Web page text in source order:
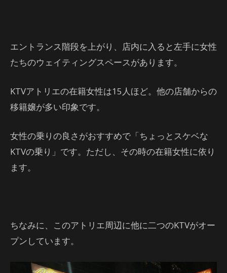
エントランス階段を上がり、店内に入ると左手に女性
たちのウェイティングスペースがあります。
KTVアトリエの在籍女性は15人ほど。他の店舗からの
移籍嬢が多い印象です。
女性の乗りの良さがおすすめで「ちょっとスケベな
KTVの乗り」です。ただし、その時の在籍女性に依り
ます。
ちなみに、このアトリエ周辺に他に二つのKTVがオー
プンしています。